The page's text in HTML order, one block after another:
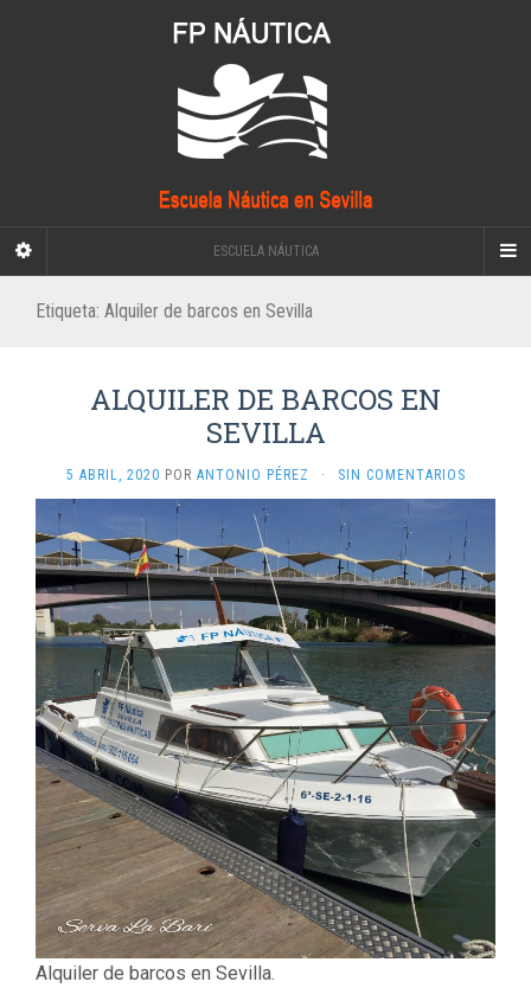
ESCUELA NÁUTICA
Etiqueta: Alquiler de barcos en Sevilla
ALQUILER DE BARCOS EN
SEVILLA
5 ABRIL, 2020 POR ANTONIO PÉREZ · SIN COMENTARIOS
Alquiler de barcos en Sevilla.